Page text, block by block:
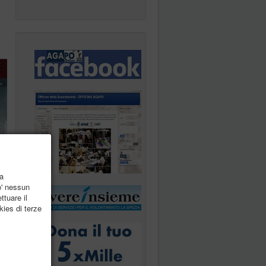
nessun
il
di terze